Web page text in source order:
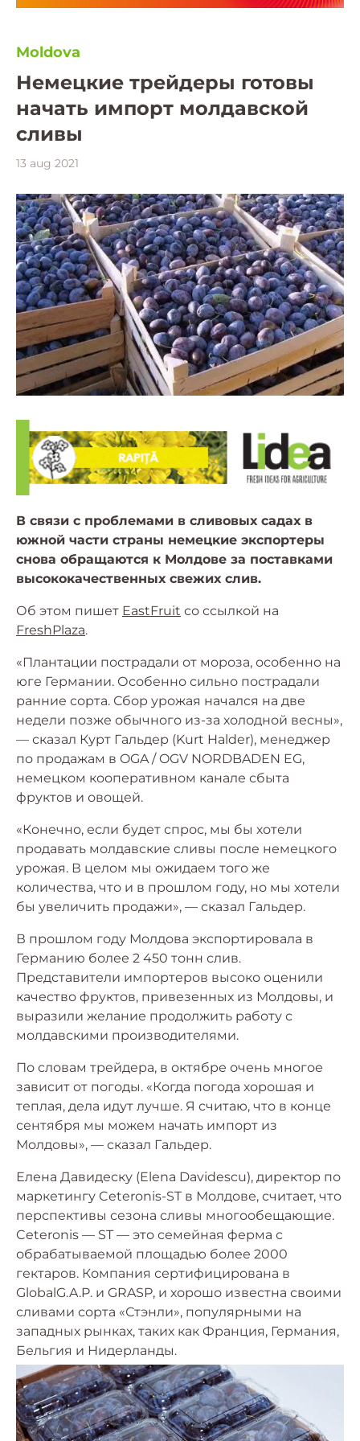
Moldova
Немецкие трейдеры готовы
начать импорт молдавской
сливы
13 aug 2021
В связи с проблемами в сливовых садах в
южной части страны немецкие экспортеры
снова обращаются к Молдове за поставками
высококачественных свежих слив.
Об этом пишет EastFruit со ссылкой на
FreshPlaza.
«Плантации пострадали от мороза, особенно на
юге Германии. Особенно сильно пострадали
ранние сорта. Сбор урожая начался на две
недели позже обычного из-за холодной весны»,
— сказал Курт Гальдер (Kurt Halder), менеджер
по продажам в OGA / OGV NORDBADEN EG,
немецком кооперативном канале сбыта
фруктов и овощей.
«Конечно, если будет спрос, мы бы хотели
продавать молдавские сливы после немецкого
урожая. В целом мы ожидаем того же
количества, что и в прошлом году, но мы хотели
бы увеличить продажи», — сказал Гальдер.
В прошлом году Молдова экспортировала в
Германию более 2 450 тонн слив.
Представители импортеров высоко оценили
качество фруктов, привезенных из Молдовы, и
выразили желание продолжить работу с
молдавскими производителями.
По словам трейдера, в октябре очень многое
зависит от погоды. «Когда погода хорошая и
теплая, дела идут лучше. Я считаю, что в конце
сентября мы можем начать импорт из
Молдовы», — сказал Гальдер.
Елена Давидеску (Elena Davidescu), директор по
маркетингу Ceteronis-ST в Молдове, считает, что
перспективы сезона сливы многообещающие.
Ceteronis — ST — это семейная ферма с
обрабатываемой площадью более 2000
гектаров. Компания сертифицирована в
GlobalG.A.P. и GRASP, и хорошо известна своими
сливами сорта «Стэнли», популярными на
западных рынках, таких как Франция, Германия,
Бельгия и Нидерланды.